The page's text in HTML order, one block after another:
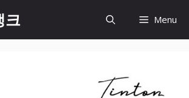
크 Menu